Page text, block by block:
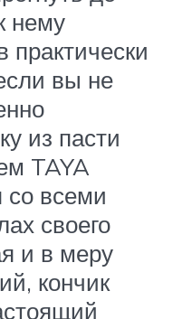
нему
практически
вы не
из пасти
TAYA
со всеми
своего
и в меру
кончик